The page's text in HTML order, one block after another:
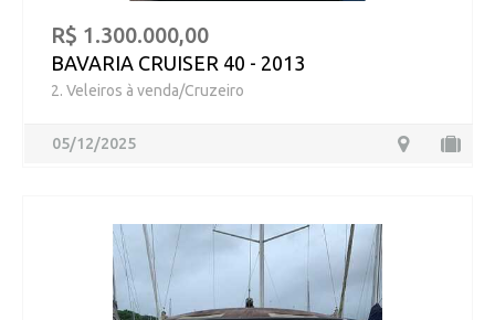
R$ 1.300.000,00
BAVARIA CRUISER 40 - 2013
2. Veleiros à venda/Cruzeiro
05/12/2025